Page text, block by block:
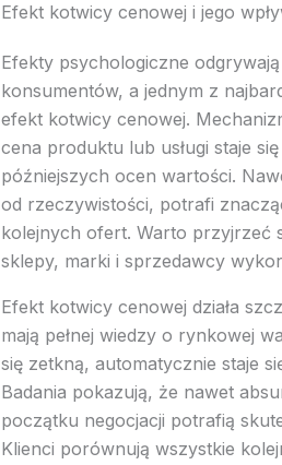
Efekt kotwicy cenowej i jego
Efekty psychologiczne
konsumentów, a jednym z
efekt kotwicy cenowej.
cena produktu lub usługi staje
późniejszych ocen wartości.
od rzeczywistości, potrafi
kolejnych ofert. Warto przyjrzeć
sklepy, marki i sprzedawcy
Efekt kotwicy cenowej działa
mają pełnej wiedzy o rynkowej
się zetkną, automatycznie staje
Badania pokazują, że nawet
początku negocjacji potrafią
Klienci porównują wszystkie